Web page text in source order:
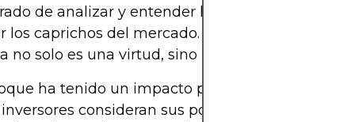
de analizar y entender las inversiones sin
los caprichos del mercado. Al fin y al cabo, para
no solo es una virtud, sino un modelo de
ha tenido un impacto profundo en la
consideran sus portfolios, centrándose